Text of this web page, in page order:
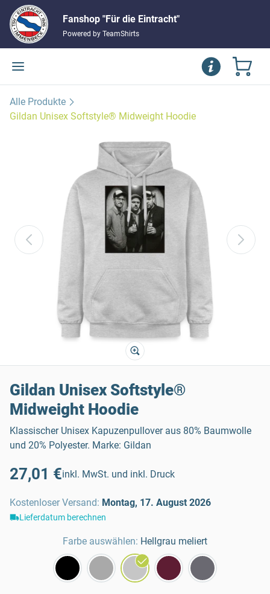
Fanshop "Für die Eintracht"
Powered by TeamShirts
Alle Produkte
Gildan Unisex Softstyle® Midweight Hoodie
Gildan Unisex Softstyle®
Midweight Hoodie
Klassischer Unisex Kapuzenpullover aus 80% Baumwolle
und 20% Polyester. Marke: Gildan
27,01 €inkl. MwSt. und inkl. Druck
Kostenloser Versand: Montag, 17. August 2026
Lieferdatum berechnen
Farbe auswählen: Hellgrau meliert